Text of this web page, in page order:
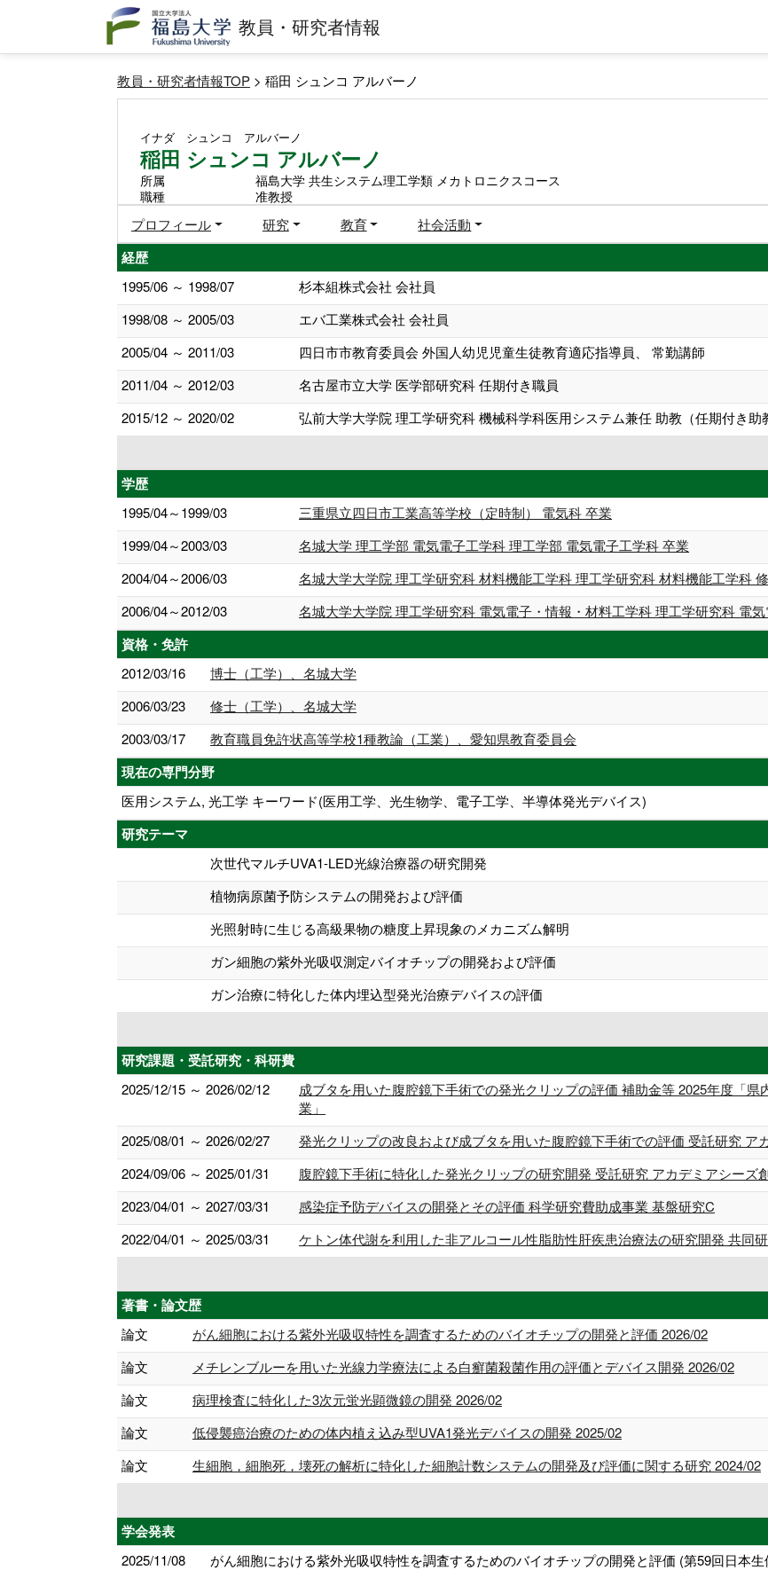
教員・研究者情報
教員・研究者情報TOP > 稲田 シュンコ アルバーノ
イナダ シュンコ アルバーノ
稲田 シュンコ アルバーノ
所属
福島大学 共生システム理工学類 メカトロニクスコース
職種
准教授
プロフィール 研究 教育 社会活動
経歴
1995/06 ～ 1998/07
杉本組株式会社 会社員
1998/08 ～ 2005/03
エバ工業株式会社 会社員
2005/04 ～ 2011/03
四日市市教育委員会 外国人幼児児童生徒教育適応指導員、 常勤講師
2011/04 ～ 2012/03
名古屋市立大学 医学部研究科 任期付き職員
2015/12 ～ 2020/02
弘前大学大学院 理工学研究科 機械科学科医用システム兼任 助教（任期付き助
学歴
1995/04～1999/03
三重県立四日市工業高等学校（定時制） 電気科 卒業
1999/04～2003/03
名城大学 理工学部 電気電子工学科 理工学部 電気電子工学科 卒業
2004/04～2006/03
名城大学大学院 理工学研究科 材料機能工学科 理工学研究科 材料機能工学科
2006/04～2012/03
名城大学大学院 理工学研究科 電気電子・情報・材料工学科 理工学研究科 電
資格・免許
2012/03/16
博士（工学）、名城大学
2006/03/23
修士（工学）、名城大学
2003/03/17
教育職員免許状高等学校1種教論（工業）、愛知県教育委員会
現在の専門分野
医用システム, 光工学 キーワード(医用工学、光生物学、電子工学、半導体発光デバイス)
研究テーマ
次世代マルチUVA1-LED光線治療器の研究開発
植物病原菌予防システムの開発および評価
光照射時に生じる高級果物の糖度上昇現象のメカニズム解明
ガン細胞の紫外光吸収測定バイオチップの開発および評価
ガン治療に特化した体内埋込型発光治療デバイスの評価
研究課題・受託研究・科研費
2025/12/15 ～ 2026/02/12
成ブタを用いた腹腔鏡下手術での発光クリップの評価 補助金等 2025年度「
業」
2025/08/01 ～ 2026/02/27
発光クリップの改良および成ブタを用いた腹腔鏡下手術での評価 受託研究 ア
2024/09/06 ～ 2025/01/31
腹腔鏡下手術に特化した発光クリップの研究開発 受託研究 アカデミアシーズ
2023/04/01 ～ 2027/03/31
感染症予防デバイスの開発とその評価 科学研究費助成事業 基盤研究C
2022/04/01 ～ 2025/03/31
ケトン体代謝を利用した非アルコール性脂肪性肝疾患治療法の研究開発 共同
著書・論文歴
論文
がん細胞における紫外光吸収特性を調査するためのバイオチップの開発と評価 2026/02
論文
メチレンブルーを用いた光線力学療法による白癬菌殺菌作用の評価とデバイス開発 2026/02
論文
病理検査に特化した3次元蛍光顕微鏡の開発 2026/02
論文
低侵襲癌治療のための体内植え込み型UVA1発光デバイスの開発 2025/02
論文
生細胞，細胞死，壊死の解析に特化した細胞計数システムの開発及び評価に関する研究 2024/02
学会発表
2025/11/08
がん細胞における紫外光吸収特性を調査するためのバイオチップの開発と評価 (第59回日本